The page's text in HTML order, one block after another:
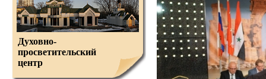
Духовно-
просветительский
центр